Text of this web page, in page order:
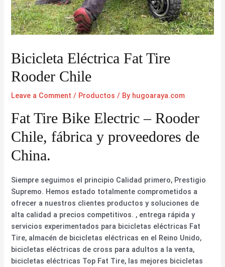
Bicicleta Eléctrica Fat Tire
Rooder Chile
Leave a Comment / Productos / By hugoaraya.com
Fat Tire Bike Electric – Rooder
Chile, fábrica y proveedores de
China.
Siempre seguimos el principio Calidad primero, Prestigio
Supremo. Hemos estado totalmente comprometidos a
ofrecer a nuestros clientes productos y soluciones de
alta calidad a precios competitivos. , entrega rápida y
servicios experimentados para bicicletas eléctricas Fat
Tire, almacén de bicicletas eléctricas en el Reino Unido,
bicicletas eléctricas de cross para adultos a la venta,
bicicletas eléctricas Top Fat Tire, las mejores bicicletas